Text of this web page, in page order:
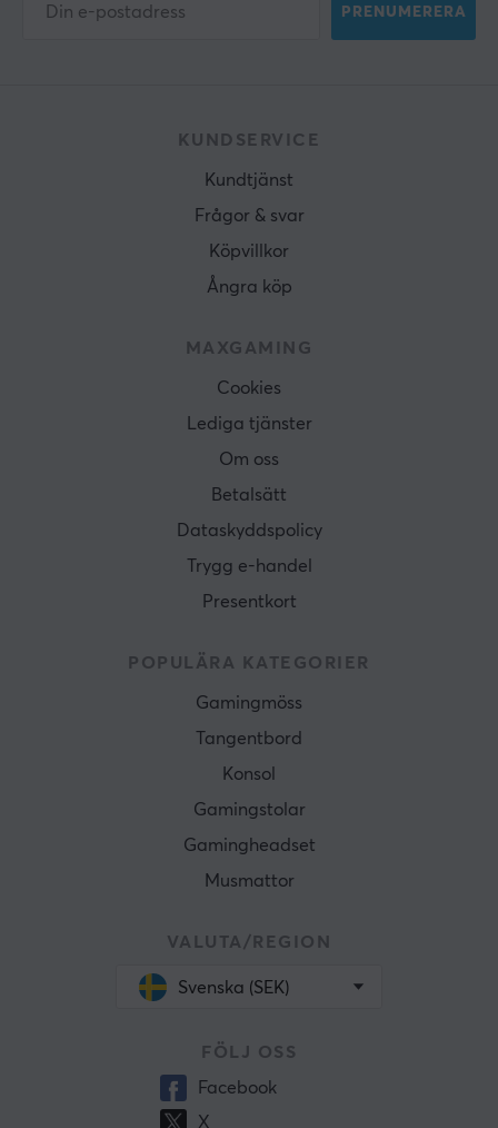
PRENUMERERA
KUNDSERVICE
Kundtjänst
Frågor & svar
Köpvillkor
Ångra köp
MAXGAMING
Cookies
Lediga tjänster
Om oss
Betalsätt
Dataskyddspolicy
Trygg e-handel
Presentkort
POPULÄRA KATEGORIER
Gamingmöss
Tangentbord
Konsol
Gamingstolar
Gamingheadset
Musmattor
VALUTA/REGION
Svenska (SEK)
FÖLJ OSS
Facebook
X